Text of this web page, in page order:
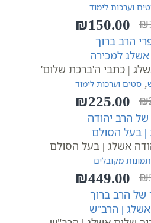
וערכות לימוד
₪
המחיר
המקורי
היה:
₪170.00.
₪150.00
המחיר
הנוכחי
הוא:
₪150.00.
| כתבי ה'ברכת שלום'
, סטים וערכות לימוד
₪
המחיר
המקורי
היה:
₪275.00.
₪225.00
המחיר
הנוכחי
הוא:
₪225.00.
אשלג | בעל הסולם
תמונות מקובלים
₪
המחיר
המקורי
היה:
₪449.00
המחיר
הנוכחי
הוא: